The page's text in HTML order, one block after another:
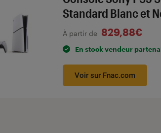
Standard Blanc et
À partir de 829,88€
En stock vendeur
Voir sur Fnac.com